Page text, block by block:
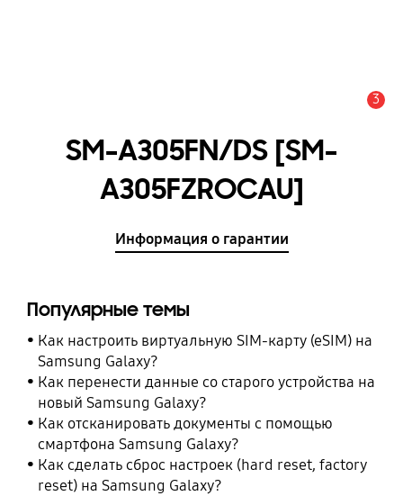
3
SM-A305FN/DS [SM-
A305FZROCAU]
Информация о гарантии
Популярные темы
Как настроить виртуальную SIM-карту (eSIM) на
Samsung Galaxy?
Как перенести данные со старого устройства на
новый Samsung Galaxy?
Как отсканировать документы с помощью
смартфона Samsung Galaxy?
Как сделать сброс настроек (hard reset, factory
reset) на Samsung Galaxy?